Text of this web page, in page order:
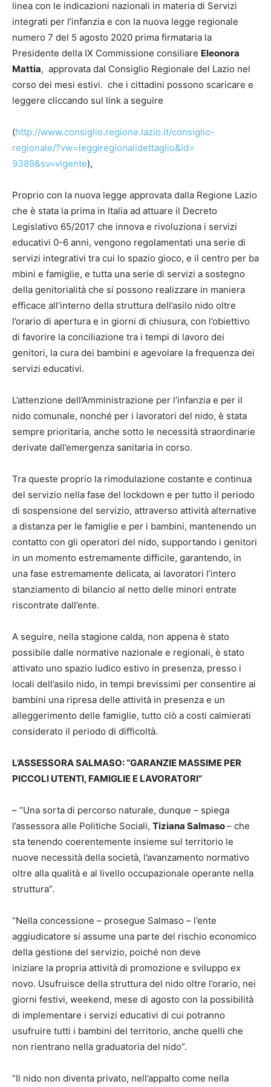
linea con le indicazioni nazionali in materia di Servizi
integrati per l’infanzia e con la nuova legge regionale
numero 7 del 5 agosto 2020 prima firmataria la
Presidente della IX Commissione consiliare Eleonora
Mattia, approvata dal Consiglio Regionale del Lazio nel
corso dei mesi estivi. che i cittadini possono scaricare e
leggere cliccando sul link a seguire
(http://www.consiglio.regione.lazio.it/consiglio-
regionale/?vw=leggiregionalidettaglio&id=
9389&sv=vigente),
Proprio con la nuova legge approvata dalla Regione Lazio
che è stata la prima in Italia ad attuare il Decreto
Legislativo 65/2017 che innova e rivoluziona i servizi
educativi 0-6 anni, vengono regolamentati una serie di
servizi integrativi tra cui lo spazio gioco, e il centro per ba
mbini e famiglie, e tutta una serie di servizi a sostegno
della genitorialità che si possono realizzare in maniera
efficace all’interno della struttura dell’asilo nido oltre
l’orario di apertura e in giorni di chiusura, con l’obiettivo
di favorire la conciliazione tra i tempi di lavoro dei
genitori, la cura dei bambini e agevolare la frequenza dei
servizi educativi.
L’attenzione dell’Amministrazione per l’infanzia e per il
nido comunale, nonché per i lavoratori del nido, è stata
sempre prioritaria, anche sotto le necessità straordinarie
derivate dall’emergenza sanitaria in corso.
Tra queste proprio la rimodulazione costante e continua
del servizio nella fase del lockdown e per tutto il periodo
di sospensione del servizio, attraverso attività alternative
a distanza per le famiglie e per i bambini, mantenendo un
contatto con gli operatori del nido, supportando i genitori
in un momento estremamente difficile, garantendo, in
una fase estremamente delicata, ai lavoratori l’intero
stanziamento di bilancio al netto delle minori entrate
riscontrate dall’ente.
A seguire, nella stagione calda, non appena è stato
possibile dalle normative nazionale e regionali, è stato
attivato uno spazio ludico estivo in presenza, presso i
locali dell’asilo nido, in tempi brevissimi per consentire ai
bambini una ripresa delle attività in presenza e un
alleggerimento delle famiglie, tutto ciò a costi calmierati
considerato il periodo di difficoltà.
L’ASSESSORA SALMASO: “GARANZIE MASSIME PER
PICCOLI UTENTI, FAMIGLIE E LAVORATORI”
– “Una sorta di percorso naturale, dunque – spiega
l’assessora alle Politiche Sociali, Tiziana Salmaso– che
sta tenendo coerentemente insieme sul territorio le
nuove necessità della società, l’avanzamento normativo
oltre alla qualità e al livello occupazionale operante nella
struttura”.
“Nella concessione – prosegue Salmaso – l’ente
aggiudicatore si assume una parte del rischio economico
della gestione del servizio, poiché non deve
iniziare la propria attività di promozione e sviluppo ex
novo. Usufruisce della struttura del nido oltre l’orario, nei
giorni festivi, weekend, mese di agosto con la possibilità
di implementare i servizi educativi di cui potranno
usufruire tutti i bambini del territorio, anche quelli che
non rientrano nella graduatoria del nido”.
“Il nido non diventa privato, nell’appalto come nella